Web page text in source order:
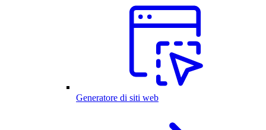
Generatore di siti web